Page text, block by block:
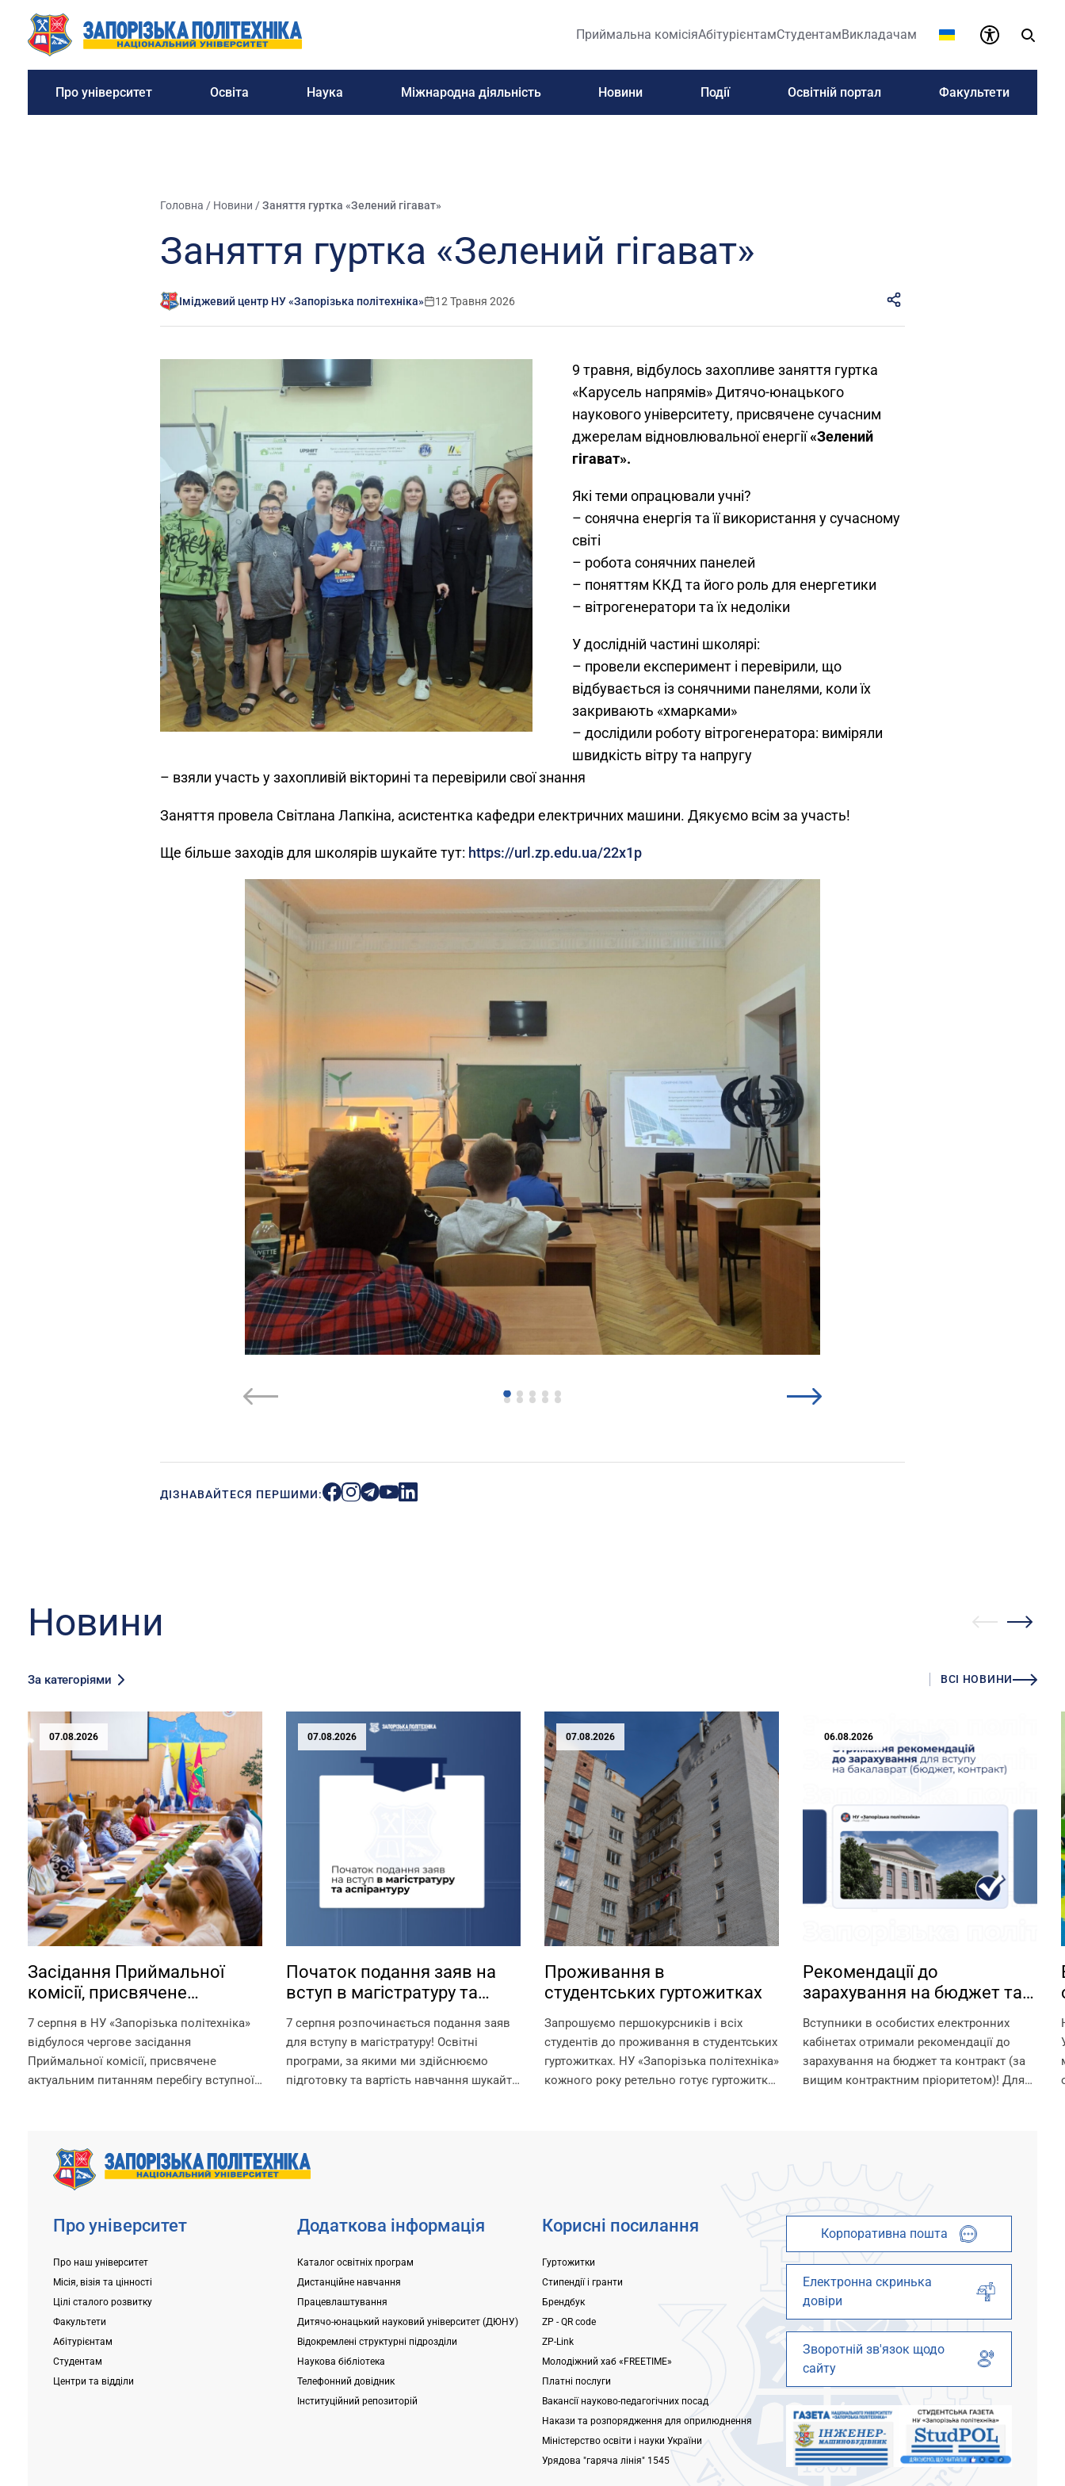
Приймальна комісіяАбітурієнтамСтудентамВикладачам
Про університет Освіта Наука Міжнародна діяльність Новини Події Освітній портал Факультети
Головна / Новини /Заняття гуртка «Зелений гігават»
Заняття гуртка «Зелений гігават»
Іміджевий центр НУ «Запорізька політехніка» 12 Травня 2026
9 травня, відбулось захопливе заняття гуртка
«Карусель напрямів» Дитячо-юнацького
наукового університету, присвячене сучасним
джерелам відновлювальної енергії«Зелений
гігават».
Які теми опрацювали учні?
– сонячна енергія та її використання у сучасному
світі
– робота сонячних панелей
– поняттям ККД та його роль для енергетики
– вітрогенератори та їх недоліки
У дослідній частині школярі:
– провели експеримент і перевірили, що
відбувається із сонячними панелями, коли їх
закривають «хмарками»
– дослідили роботу вітрогенератора: виміряли
швидкість вітру та напругу
– взяли участь у захопливій вікторині та перевірили свої знання
Заняття провела Світлана Лапкіна, асистентка кафедри електричних машини. Дякуємо всім за участь!
Ще більше заходів для школярів шукайте тут: https://url.zp.edu.ua/22x1p
ДІЗНАВАЙТЕСЯ ПЕРШИМИ:
Новини
За категоріями ВСІ НОВИНИ
07.08.2026
Засідання Приймальної
комісії, присвячене
перебігу вступної кампанії
2026 року
7 серпня в НУ «Запорізька політехніка»
відбулося чергове засідання
Приймальної комісії, присвячене
актуальним питанням перебігу вступної
комісії докладає максимум зусиль,
щоб...
07.08.2026
Початок подання заяв на
вступ в магістратуру та
7 серпня розпочинається подання заяв
для вступу в магістратуру! Освітні
програми, за якими ми здійснюємо
підготовку та вартість навчання шукайте
складання вступних іспитів в
університеті, заплановано проведення...
07.08.2026
Проживання в
студентських гуртожитках
Запрошуємо першокурсників і всіх
студентів до проживання в студентських
гуртожитках. НУ «Запорізька політехніка»
кожного року ретельно готує гуртожитки
06.08.2026
Рекомендації до
зарахування на бюджет та
Вступники в особистих електронних
кабінетах отримали рекомендації до
зарахування на бюджет та контракт (за
вищим контрактним пріоритетом)! Для
Про університет
Про наш університет
Місія, візія та цінності
Цілі сталого розвитку
Факультети
Абітурієнтам
Студентам
Центри та відділи
Додаткова інформація
Каталог освітніх програм
Дистанційне навчання
Працевлаштування
Дитячо-юнацький науковий університет (ДЮНУ)
Відокремлені структурні підрозділи
Наукова бібліотека
Телефонний довідник
Інституційний репозиторій
Корисні посилання
Гуртожитки
Стипендії і гранти
Брендбук
ZP - QR code
ZP-Link
Молодіжний хаб «FREETIME»
Платні послуги
Вакансії науково-педагогічних посад
Накази та розпорядження для оприлюднення
Міністерство освіти і науки України
Урядова "гаряча лінія" 1545
Корпоративна пошта
Електронна скринька
довіри
Зворотній зв'язок щодо
сайту